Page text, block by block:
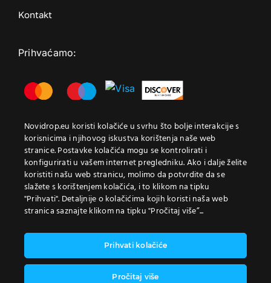
Kontakt
Prihvaćamo:
Osigurano sa:
Element content will render
here.
Trenutno u košarici
Novidrop.eu koristi kolačiće u svrhu što bolje interakcije s
korisnicima i njihovog iskustva korištenja naše web
stranice. Postavke kolačića mogu se kontrolirati i
konfigurirati u vašem internet pregledniku. Ako i dalje želite
koristiti našu web stranicu, molimo da potvrdite da se
slažete s korištenjem kolačića, i to klikom na tipku
"Prihvati". Detaljnije o kolačićima kojih koristi naša web
stranica saznajte klikom na tipku "Pročitaj više”...
Prihvati kolačiće
Pročitaj više